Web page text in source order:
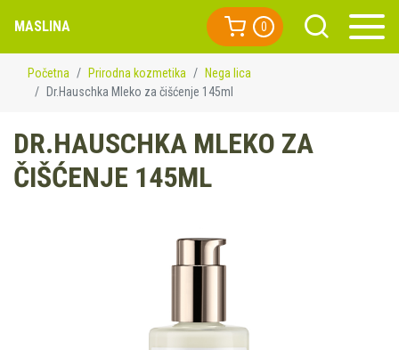
MASLINA 0
Početna Prirodna kozmetika
Nega lica
Dr.Hauschka Mleko za čišćenje 145ml
DR.HAUSCHKA MLEKO ZA
ČIŠĆENJE 145ML